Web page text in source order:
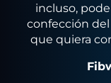
incluso,
confección
que quiera